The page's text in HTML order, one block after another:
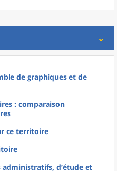
de graphiques et de
: comparaison
ce territoire
d’étude et